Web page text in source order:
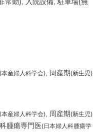
産婦人科学会) 周産期(新生児)
産婦人科学会) 周産期(新生児)
腫瘍専門医(日本婦人科腫瘍学